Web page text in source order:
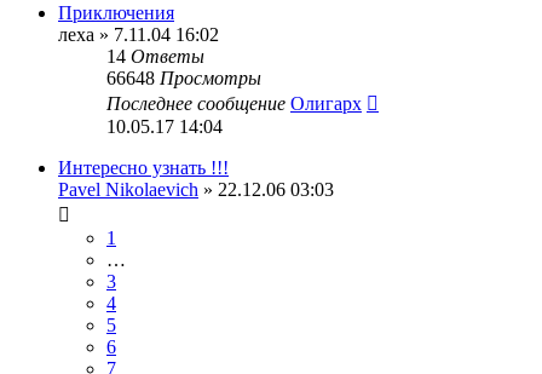
Приключения
леха » 7.11.04 16:02
14 Ответы
66648 Просмотры
Последнее сообщение Олигарх
10.05.17 14:04
Интересно узнать !!!
Pavel Nikolaevich » 22.12.06 03:03
1
…
3
4
5
6
7